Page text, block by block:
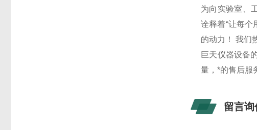
为向实验室、
诠释着“让每
的动力！ 我们
巨天仪器设备
量，*的售后服
留言询